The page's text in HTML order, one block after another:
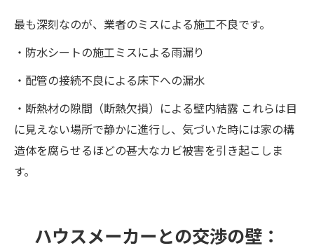
最も深刻なのが、業者のミスによる施工不良です。
・防水シートの施工ミスによる雨漏り
・配管の接続不良による床下への漏水
・断熱材の隙間（断熱欠損）による壁内結露 これらは目
に見えない場所で静かに進行し、気づいた時には家の構
造体を腐らせるほどの甚大なカビ被害を引き起こしま
す。
ハウスメーカーとの交渉の壁：